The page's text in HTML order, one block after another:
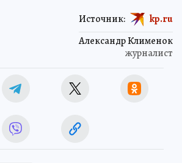
Александр Клименок
журналист
Источник: kp.ru